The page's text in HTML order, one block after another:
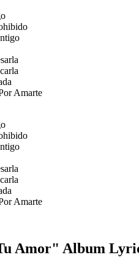
Amarte
Amarte
Amor" Album